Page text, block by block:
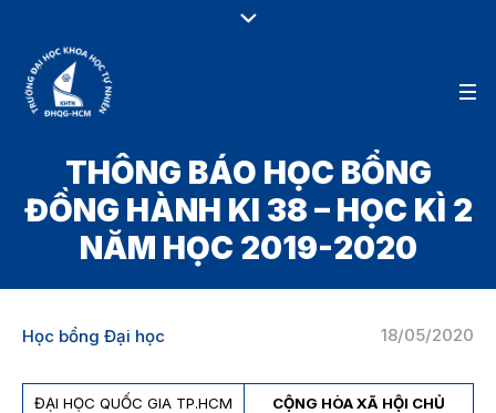
THÔNG BÁO HỌC BỔNG
ĐỒNG HÀNH KI 38 – HỌC KÌ 2
NĂM HỌC 2019-2020
18/05/2020
Học bổng Đại học
ĐẠI HỌC QUỐC GIA TP.HCM
CỘNG HÒA XÃ HỘI CHỦ